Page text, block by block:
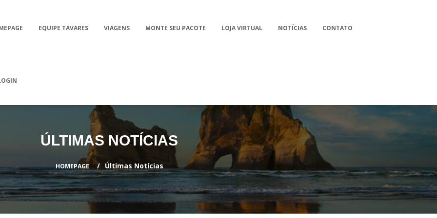
EQUIPE TAVARES VIAGENS MONTE SEU PACOTE LOJA VIRTUAL NOTÍCIAS CONTATO
ÚLTIMAS NOTÍCIAS
HOMEPAGE Últimas Notícias